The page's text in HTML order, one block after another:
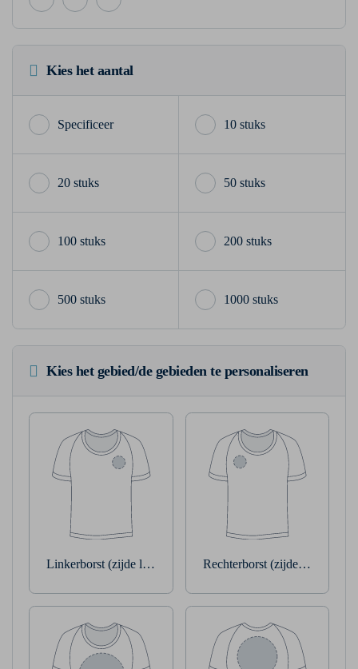
Kies het aantal
10 stuks
20 stuks 50 stuks
100 stuks 200 stuks
500 stuks 1000 stuks
Kies het gebied/de gebieden te personaliseren
Linkerborst (zijde linkerarm) Rechterborst (zijde